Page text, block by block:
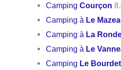
CampingCourçon
Camping à Le
Camping à La
Camping à Le
Camping Le Bourdet